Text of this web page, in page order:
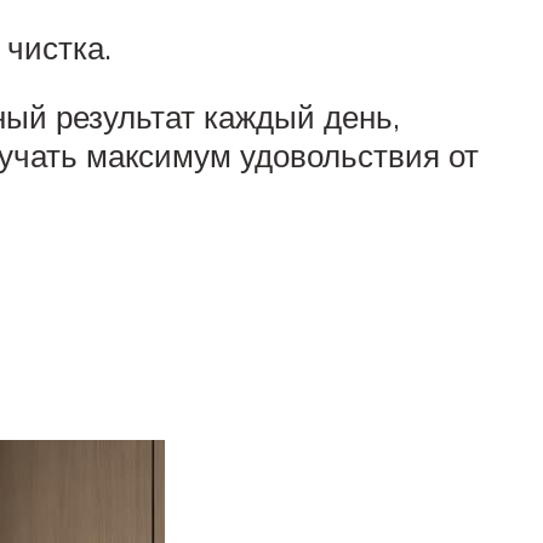
результат каждый день,
максимум удовольствия от